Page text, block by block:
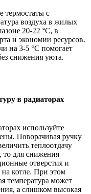
термостаты с
воздуха в жилых
20-22 °C, в
и экономии ресурсов.
на 3-5 °C помогает
снижения уюта.
в радиаторах
используйте
Поворачивая ручку
теплоотдачу
то для снижения
отверстия и
на котле. При этом
температура может
а слишком высокая